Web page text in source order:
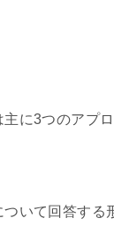
に3つのアプ
いて回答する